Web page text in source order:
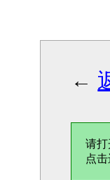
←
请
点